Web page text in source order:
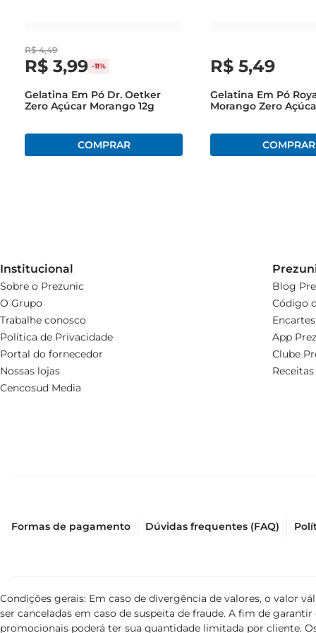
R$ 4,49
R$ 3,99 -11%
Gelatina Em Pó Dr. Oetker
Zero Açúcar Morango 12g
R$ 5,49
Gelatina Em Pó
Morango Zero
Institucional
Sobre o Prezunic
O Grupo
Trabalhe conosco
Política de Privacidade
Portal do fornecedor
Nossas lojas
Cencosud Media
Blog
Código
Encartes
App
Clube
Receitas
Formas de pagamento Dúvidas frequentes (FAQ)
Condições gerais: Em caso de divergência de valores, o valor
ser canceladas em caso de suspeita de fraude. A fim de
promocionais poderá ter sua quantidade limitada por cliente.